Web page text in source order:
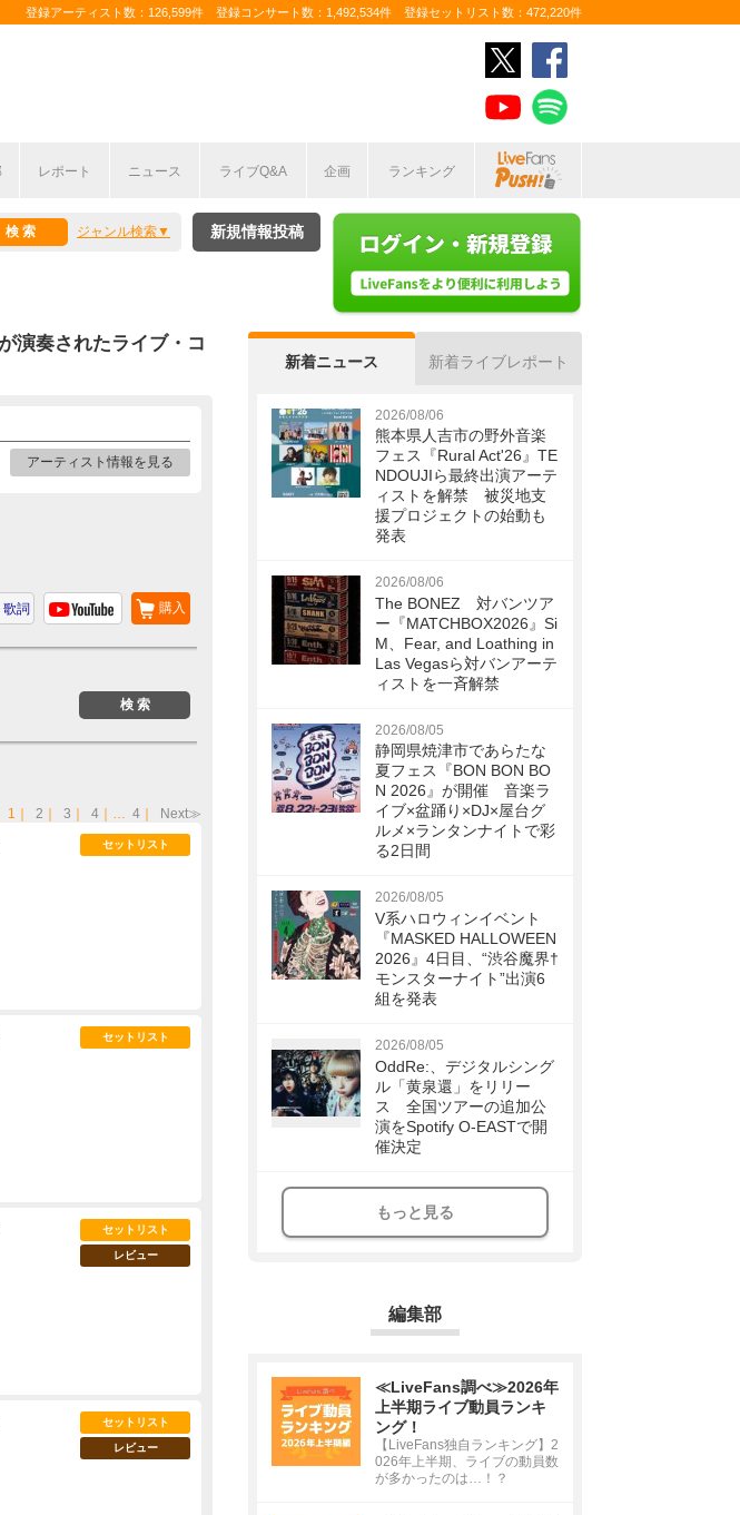
登録アーティスト数：126,599件 登録コンサート数：1,492,534件 登録セットリスト数：472,220件
レポート ニュース ライブQ&A 企画 ランキング
ジャンル検索 新規情報投稿
演奏されたライブ・コ
アーティスト情報を見る
購入
歌詞
1 ｜ 2 ｜ 3 ｜ 4 ｜… 4 ｜ Next≫
セットリスト
セットリスト
セットリスト
レビュー
セットリスト
レビュー
新着ニュース 新着ライブレポート
2026/08/06
熊本県人吉市の野外音楽
フェス『Rural Act'26』TE
NDOUJIら最終出演アーテ
ィストを解禁 被災地支
援プロジェクトの始動も
発表
2026/08/06
The BONEZ 対バンツア
ー『MATCHBOX2026』Si
M、Fear, and Loathing in
Las Vegasら対バンアーテ
ィストを一斉解禁
2026/08/05
静岡県焼津市であらたな
夏フェス『BON BON BO
N 2026』が開催 音楽ラ
イブ×盆踊り×DJ×屋台グ
ルメ×ランタンナイトで彩
る2日間
2026/08/05
V系ハロウィンイベント
『MASKED HALLOWEEN
2026』4日目、“渋谷魔界†
モンスターナイト”出演6
組を発表
2026/08/05
OddRe:、デジタルシング
ル「黄泉還」をリリー
ス 全国ツアーの追加公
演をSpotify O-EASTで開
催決定
もっと見る
編集部
≪LiveFans調べ≫2026年
上半期ライブ動員ランキ
ング！
【LiveFans独自ランキング】2
026年上半期、ライブの動員数
が多かったのは…！？